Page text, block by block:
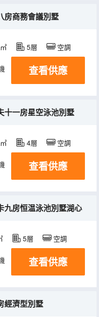
房商務會議別墅
5層 空調
查看供應
十一房星空泳池別墅
4層 空調
查看供應
九房恒温泳池別墅湖心
5層 空調
查看供應
經濟型別墅